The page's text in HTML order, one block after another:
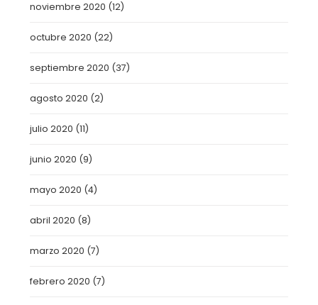
noviembre 2020 (12)
octubre 2020 (22)
septiembre 2020 (37)
agosto 2020 (2)
julio 2020 (11)
junio 2020 (9)
mayo 2020 (4)
abril 2020 (8)
marzo 2020 (7)
febrero 2020 (7)